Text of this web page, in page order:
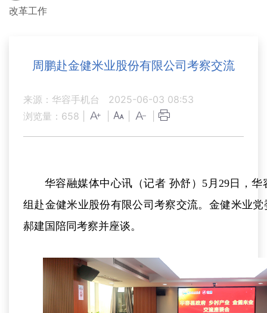
改革工作
周鹏赴金健米业股份有限公司考察交流
来源：华容手机台
2025-06-03 08:53
浏览量： 658
华容融媒体中心讯（记者 孙舒）5月29日，
组赴金健米业股份有限公司考察交流。金健米业
郝建国陪同考察并座谈。